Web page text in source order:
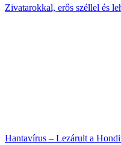
Zivatarokkal, erős széllel és
Hantavírus – Lezárult a